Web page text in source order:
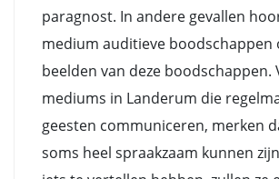
paragnost. In andere gevallen
medium auditieve boodschappen
beelden van deze boodschappen.
mediums in Landerum die
geesten communiceren, merken
soms heel spraakzaam kunnen